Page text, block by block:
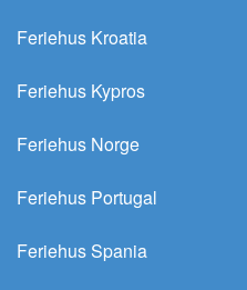
Feriehus Kroatia
Feriehus Kypros
Feriehus Norge
Feriehus Portugal
Feriehus Spania